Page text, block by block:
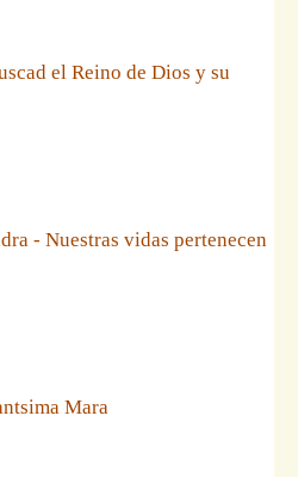
el Reino de Dios y su
- Nuestras vidas pertenecen
Mara